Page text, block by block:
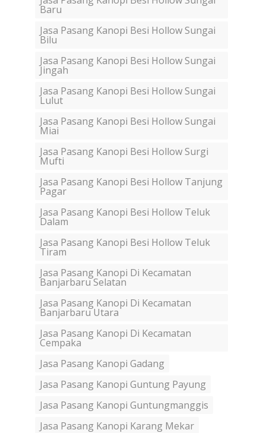
Baru
Jasa Pasang Kanopi Besi Hollow Sungai
Bilu
Jasa Pasang Kanopi Besi Hollow Sungai
Jingah
Jasa Pasang Kanopi Besi Hollow Sungai
Lulut
Jasa Pasang Kanopi Besi Hollow Sungai
Miai
Jasa Pasang Kanopi Besi Hollow Surgi
Mufti
Jasa Pasang Kanopi Besi Hollow Tanjung
Pagar
Jasa Pasang Kanopi Besi Hollow Teluk
Dalam
Jasa Pasang Kanopi Besi Hollow Teluk
Tiram
Jasa Pasang Kanopi Di Kecamatan
Banjarbaru Selatan
Jasa Pasang Kanopi Di Kecamatan
Banjarbaru Utara
Jasa Pasang Kanopi Di Kecamatan
Cempaka
Jasa Pasang Kanopi Gadang
Jasa Pasang Kanopi Guntung Payung
Jasa Pasang Kanopi Guntungmanggis
Jasa Pasang Kanopi Karang Mekar